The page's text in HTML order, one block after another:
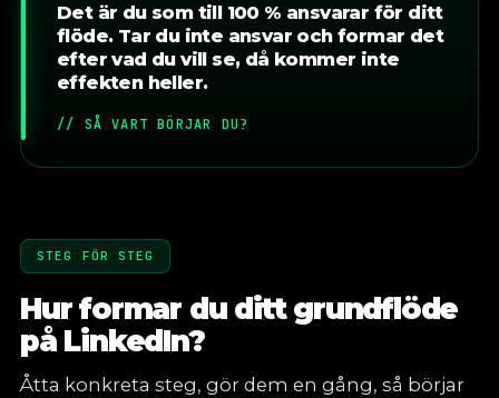
Det är du som till 100 % ansvarar för ditt
flöde. Tar du inte ansvar och formar det
efter vad du vill se, då kommer inte
effekten heller.
// SÅ VART BÖRJAR DU?
STEG FÖR STEG
Hur formar du ditt grundflöde
på LinkedIn?
Åtta konkreta steg, gör dem en gång, så börjar